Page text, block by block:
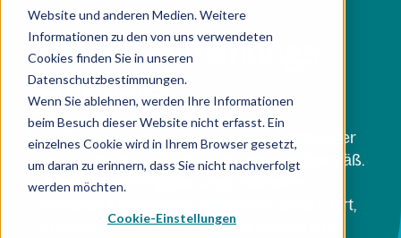
Website und anderen Medien. Weitere
Informationen zu den von uns verwendeten
Cookies finden Sie in unseren
Datenschutzbestimmungen.
Wenn Sie ablehnen, werden Ihre Informationen
beim Besuch dieser Website nicht erfasst. Ein
einzelnes Cookie wird in Ihrem Browser gesetzt,
um daran zu erinnern, dass Sie nicht nachverfolgt
werden möchten.
Cookie-Einstellungen
Marketingplanungs-
Software
Wir haben nichts gegen Spreadsheets, aber
sie sind heute einfach nicht mehr zeitgemäß.
Unsere Marketingplanungs-Software
verwaltet Kampagnen effektiv an einem Ort,
damit Sie immer einen Schritt voraus sind